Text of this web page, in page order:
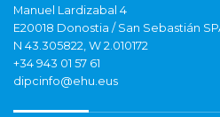
Manuel Lardizabal 4
E20018 Donostia / San Sebastián
N 43.305822, W 2.010172
+34 943 01 57 61
dipcinfo@ehu.eus